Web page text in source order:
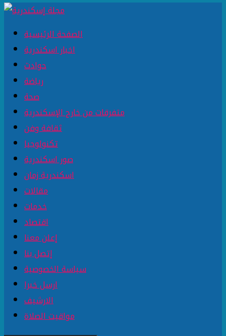
الصفحة الرئيسية
اخبار اسكندرية
حوادث
رياضة
صحة
متفرقات من خارج الإسكندرية
ثقافة وفن
تكنولوجيا
صور اسكندرية
اسكندرية زمان
مقالات
خدمات
اقتصاد
إعلن معنا
إتصل بنا
سياسة الخصوصية
ارسل خبرا
الارشيف
مواقيت الصلاة